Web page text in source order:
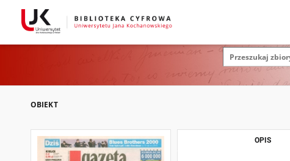
OBIEKT
OPIS